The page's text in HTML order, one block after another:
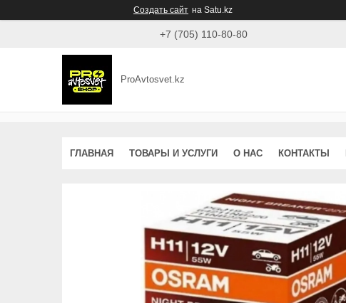
Создать сайт на Satu.kz
+7 (705) 110-80-80
ProAvtosvet.kz
ГЛАВНАЯ ТОВАРЫ И УСЛУГИ О НАС КОНТАКТЫ